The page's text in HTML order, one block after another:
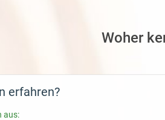
Woher
erfahren?
aus: